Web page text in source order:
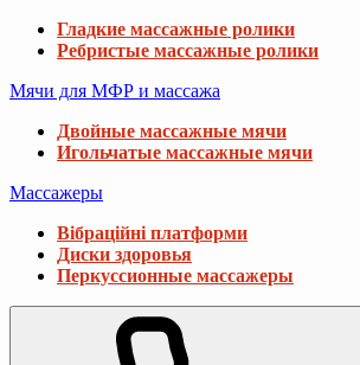
Гладкие массажные ролики
Ребристые массажные ролики
Мячи для МФР и массажа
Двойные массажные мячи
Игольчатые массажные мячи
Массажеры
Вібраційні платформи
Диски здоровья
Перкуссионные массажеры